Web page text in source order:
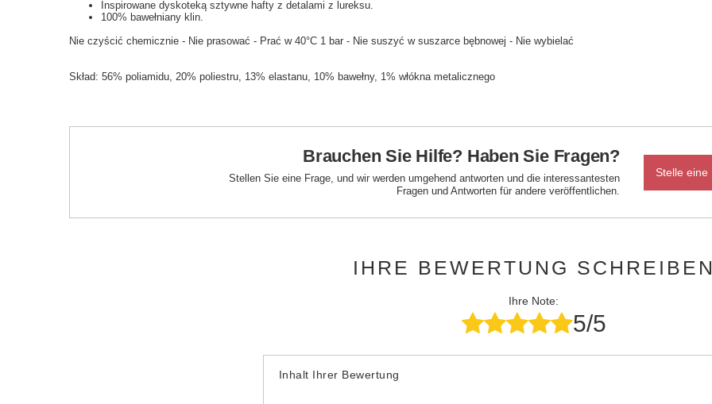
Inspirowane dyskoteką sztywne hafty z detalami z lureksu.
100% bawełniany klin.
Nie czyścić chemicznie - Nie prasować - Prać w 40°C 1 bar - Nie suszyć w suszarce bębnowej - Nie wybielać
Skład: 56% poliamidu, 20% poliestru, 13% elastanu, 10% bawełny, 1% włókna metalicznego
Brauchen Sie Hilfe? Haben Sie Fragen?
Stellen Sie eine Frage, und wir werden umgehend antworten und die interessantesten
Fragen und Antworten für andere veröffentlichen.
Stelle eine
IHRE BEWERTUNG
Ihre Note:
5/5
Inhalt Ihrer Bewertung